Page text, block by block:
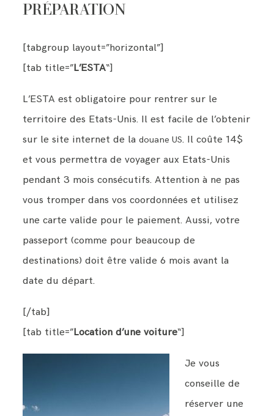
PRÉPARATION
[tabgroup layout=”horizontal”]
[tab title=”L’ESTA“]
L’ESTA est obligatoire pour rentrer sur le
territoire des Etats-Unis. Il est facile de l’obtenir
sur le site internet de ladouane US. Il coûte 14$
et vous permettra de voyager aux Etats-Unis
pendant 3 mois consécutifs. Attention à ne pas
vous tromper dans vos coordonnées et utilisez
une carte valide pour le paiement. Aussi, votre
passeport (comme pour beaucoup de
destinations) doit être valide 6 mois avant la
date du départ.
[/tab]
[tab title=”Location d’une voiture“]
Je vous
conseille de
réserver une